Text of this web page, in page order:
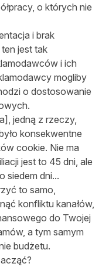
o których nie
i brak
jest tak
i ich
mogliby
o dostosowanie
jedną z rzeczy,
konsekwentne
cookie. Nie ma
jest to 45 dni, ale
siedem dni...
to samo,
konfliktu kanałów,
do Twojej
a tym samym
budżetu.